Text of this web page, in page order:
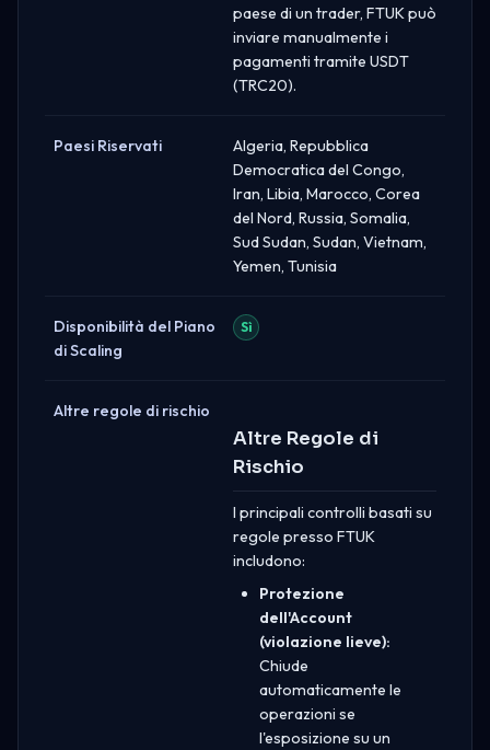
paese di un trader, FTUK può
inviare manualmente i
pagamenti tramite USDT
(TRC20).
Paesi Riservati
Algeria, Repubblica
Democratica del Congo,
Iran, Libia, Marocco, Corea
del Nord, Russia, Somalia,
Sud Sudan, Sudan, Vietnam,
Yemen, Tunisia
Disponibilità del Piano
di Scaling
Sì
Altre regole di rischio
Altre Regole di
Rischio
I principali controlli basati su
regole presso FTUK
includono:
Protezione
dell'Account
(violazione lieve):
Chiude
automaticamente le
operazioni se
l'esposizione su un